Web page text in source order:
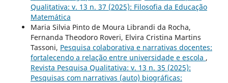
Qualitativa: v. 13 n. 37 (2025): Filosofia da Educação
Matemática
Maria Silvia Pinto de Moura Librandi da Rocha,
Fernanda Theodoro Roveri, Elvira Cristina Martins
Tassoni, Pesquisa colaborativa e narrativas docentes:
fortalecendo a relação entre universidade e escola ,
Revista Pesquisa Qualitativa: v. 13 n. 35 (2025):
Pesquisas com narrativas (auto) biográficas: